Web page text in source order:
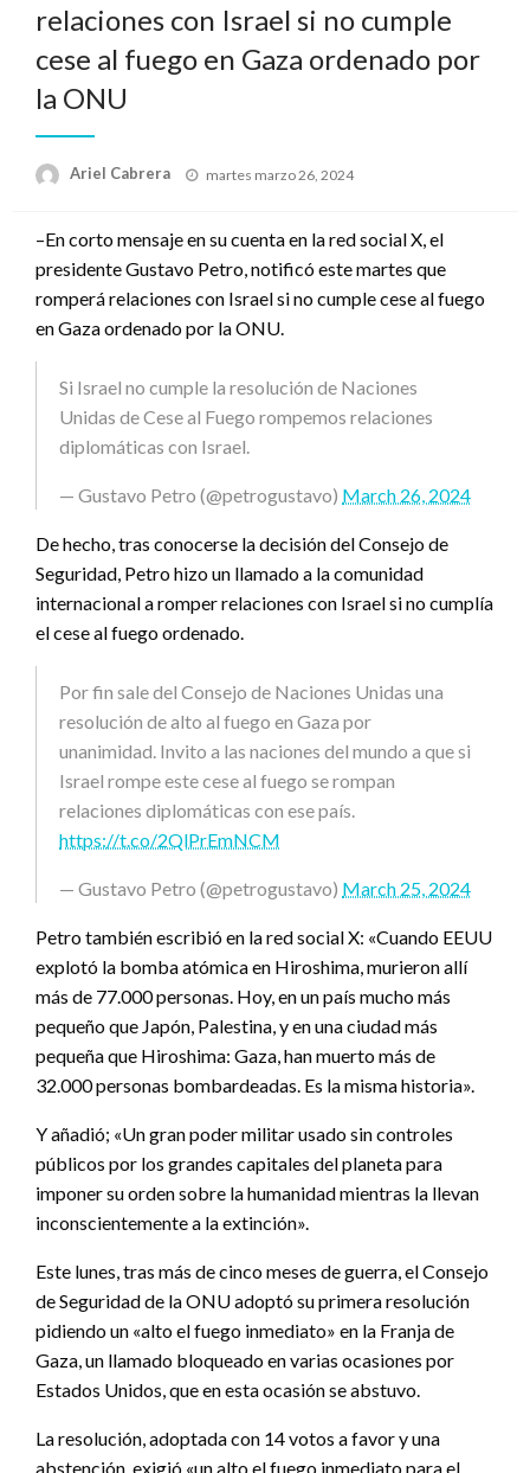
relaciones con Israel si no cumple
cese al fuego en Gaza ordenado por
la ONU
Ariel Cabrera
Publicado
martes marzo 26, 2024
–En corto mensaje en su cuenta en la red social X, el
presidente Gustavo Petro, notificó este martes que
romperá relaciones con Israel si no cumple cese al fuego
en Gaza ordenado por la ONU.
Si Israel no cumple la resolución de Naciones
Unidas de Cese al Fuego rompemos relaciones
diplomáticas con Israel.
— Gustavo Petro (@petrogustavo) March 26, 2024
De hecho, tras conocerse la decisión del Consejo de
Seguridad, Petro hizo un llamado a la comunidad
internacional a romper relaciones con Israel si no cumplía
el cese al fuego ordenado.
Por fin sale del Consejo de Naciones Unidas una
resolución de alto al fuego en Gaza por
unanimidad. Invito a las naciones del mundo a que si
Israel rompe este cese al fuego se rompan
relaciones diplomáticas con ese país.
https://t.co/2QlPrEmNCM
— Gustavo Petro (@petrogustavo) March 25, 2024
Petro también escribió en la red social X: «Cuando EEUU
explotó la bomba atómica en Hiroshima, murieron allí
más de 77.000 personas. Hoy, en un país mucho más
pequeño que Japón, Palestina, y en una ciudad más
pequeña que Hiroshima: Gaza, han muerto más de
32.000 personas bombardeadas. Es la misma historia».
Y añadió; «Un gran poder militar usado sin controles
públicos por los grandes capitales del planeta para
imponer su orden sobre la humanidad mientras la llevan
inconscientemente a la extinción».
Este lunes, tras más de cinco meses de guerra, el Consejo
de Seguridad de la ONU adoptó su primera resolución
pidiendo un «alto el fuego inmediato» en la Franja de
Gaza, un llamado bloqueado en varias ocasiones por
Estados Unidos, que en esta ocasión se abstuvo.
La resolución, adoptada con 14 votos a favor y una
abstención, exigió «un alto el fuego inmediato para el